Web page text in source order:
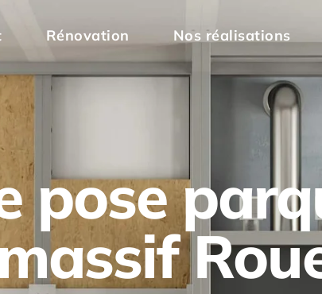
Rénovation Nos réalisations
pose